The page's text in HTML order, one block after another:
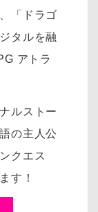
「ドラゴ
タルを融
アトラ
ルストー
の主人公
クエス
す！